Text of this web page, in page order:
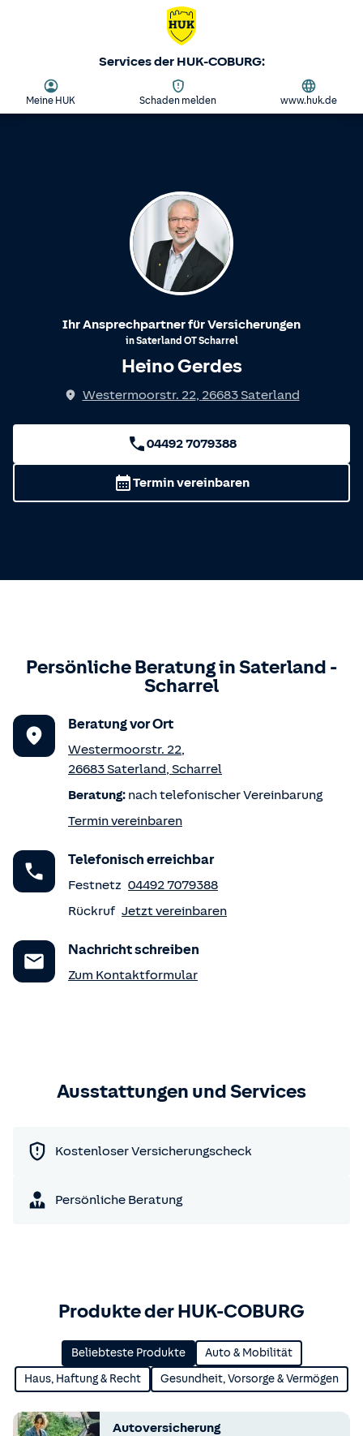
Services der HUK-COBURG:
Meine HUK Schaden melden www.huk.de
Ihr Ansprechpartner für Versicherungen
inSaterland OTScharrel
Heino Gerdes
Westermoorstr. 22, 26683 Saterland
04492 7079388
Termin vereinbaren
Persönliche Beratung inSaterland -
Scharrel
Beratung vor Ort
Westermoorstr. 22,
26683Saterland, Scharrel
Beratung: nach telefonischer Vereinbarung
Termin vereinbaren
Telefonisch erreichbar
Festnetz 04492 7079388
Rückruf Jetzt vereinbaren
Nachricht schreiben
Zum Kontaktformular
Ausstattungen und Services
Kostenloser Versicherungscheck
Persönliche Beratung
Produkte der HUK-COBURG
Beliebteste Produkte Auto & Mobilität
Haus, Haftung & Recht Gesundheit, Vorsorge & Vermögen
Autoversicherung